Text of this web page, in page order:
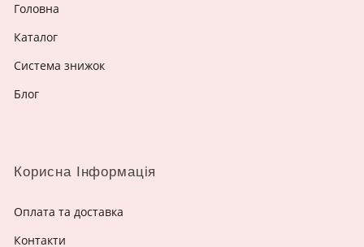
Головна
Каталог
Система знижок
Блог
Корисна Інформація
Оплата та доставка
Контакти